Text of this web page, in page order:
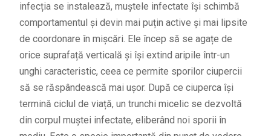
infecția se instalează, muștele infectate își schimbă
comportamentul și devin mai puțin active și mai lipsite
de coordonare în mișcări. Ele încep să se agațe de
orice suprafață verticală și își extind aripile într-un
unghi caracteristic, ceea ce permite sporilor ciupercii
să se răspândească mai ușor. După ce ciuperca își
termină ciclul de viață, un trunchi micelic se dezvoltă
din corpul muștei infectate, eliberând noi sporii în